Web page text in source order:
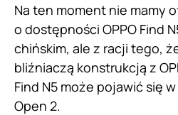
Na ten moment nie mamy
o dostępności OPPO Find
chińskim, ale z racji tego,
bliźniaczą konstrukcją z
Find N5 może pojawić się
Open 2.